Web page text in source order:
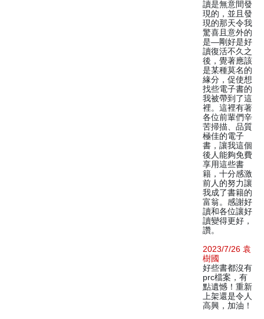
讀是無意間發
現的，並且發
現的那天令我
驚喜且意外的
是—剛好是好
讀復活不久之
後，覺著應該
是某種莫名的
緣分，促使想
找些電子書的
我被帶到了這
裡。這裡有著
各位前輩們辛
苦掃描、品質
極佳的電子
書，讓我這個
後人能夠免費
享用這些書
籍，十分感激
前人的努力讓
我成了書籍的
富翁。感謝好
讀和各位讓好
讀變得更好，
讚。
2023/7/26 袁
樹國
好些書都沒有
prc檔案，有
點遺憾！重新
上架還是令人
高興，加油！